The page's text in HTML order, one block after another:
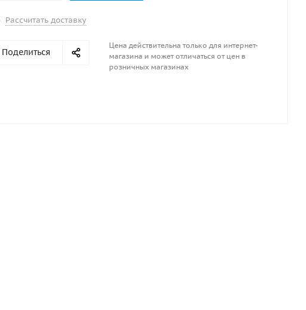
Рассчитать доставку
Поделиться
Цена действительна только для интернет-
магазина и может отличаться от цен в
розничных магазинах